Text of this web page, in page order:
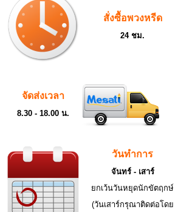
สั่งซื้อพวงหรีด
24 ชม.
จัดส่งเวลา
8.30 - 18.00 น.
วันทำการ
จันทร์ - เสาร์
ยกเว้นวันหยุดนักขัตฤกษ์
(วันเสาร์กรุณาติดต่อโดย